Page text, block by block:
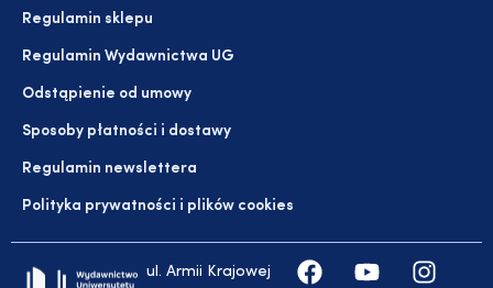
Regulamin sklepu
Regulamin Wydawnictwa UG
Odstąpienie od umowy
Sposoby płatności i dostawy
Regulamin newslettera
Polityka prywatności i plików cookies
ul. Armii Krajowej